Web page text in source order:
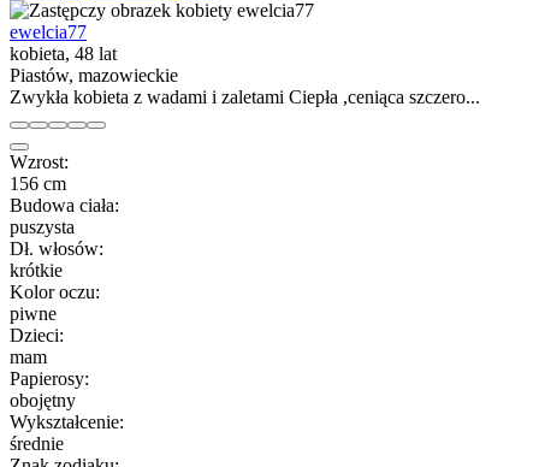
ewelcia77
kobieta, 48 lat
Piastów, mazowieckie
Zwykła kobieta z wadami i zaletami Ciepła ,ceniąca szczero...
Wzrost:
156 cm
Budowa ciała:
puszysta
Dł. włosów:
krótkie
Kolor oczu:
piwne
Dzieci:
mam
Papierosy:
obojętny
Wykształcenie:
średnie